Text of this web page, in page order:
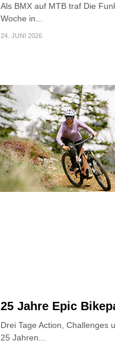
Als BMX auf MTB traf Die
Woche in...
24. JUNI 2026
25 Jahre Epic
Drei Tage Action, Challenges
25 Jahren...